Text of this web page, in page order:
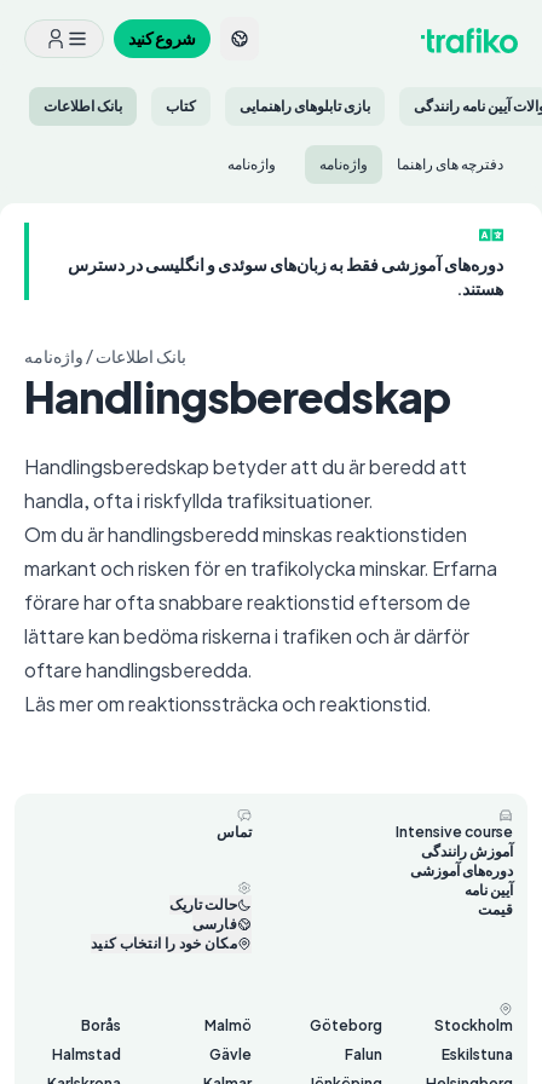
شروع کنید
آیین نامه رانندگی بازی تابلوهای راهنمایی کتاب بانک اطلاعات
دفترچه های راهنما واژه‌نامه‌ واژه‌نامه‌
دوره‌های آموزشی فقط به زبان‌های سوئدی و انگلیسی در دسترس
هستند.
بانک اطلاعات/
Handlingsberedskap
Handlingsberedskap betyder att du är beredd att
handla, ofta i riskfyllda trafiksituationer.
Om du är handlingsberedd minskas reaktionstiden
markant och risken för en trafikolycka minskar. Erfarna
förare har ofta snabbare reaktionstid eftersom de
lättare kan bedöma riskerna i trafiken och är därför
oftare handlingsberedda.
Läs mer omreaktionssträcka och reaktionstid.
Intensive course
آموزش رانندگی
دوره‌های آموزشی
آیین نامه
قیمت
تماس
حالت تاریک
فارسی
مکان خود را انتخاب کنید
Stockholm
Göteborg
Malmö
Borås
Eskilstuna
Falun
Gävle
Halmstad